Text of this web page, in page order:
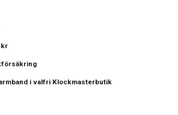
kr
i valfri Klockmasterbutik